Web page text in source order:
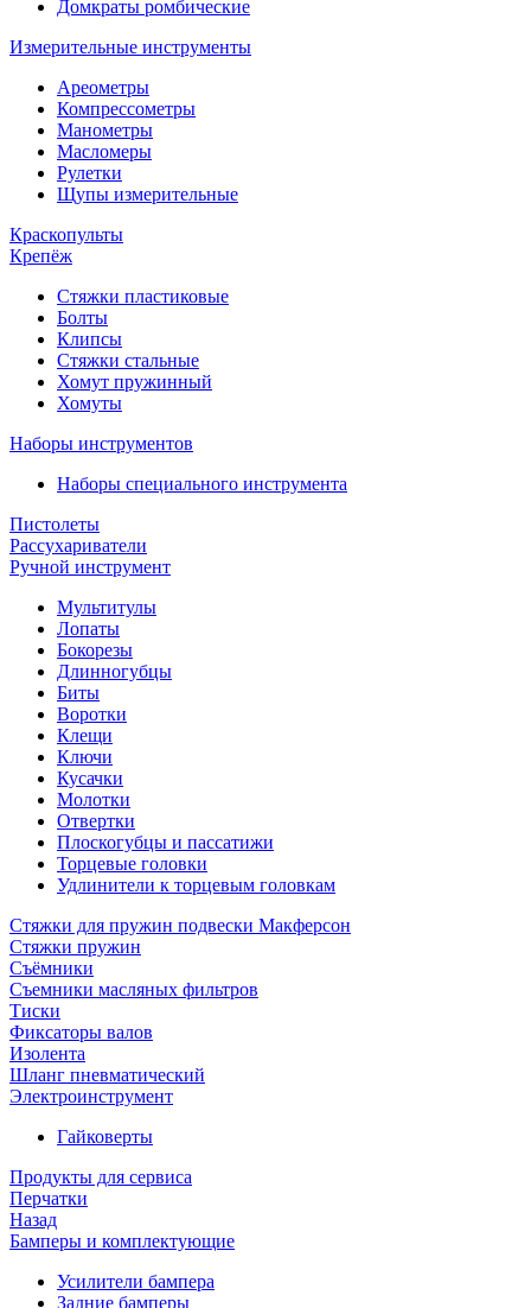
Домкраты ромбические
Измерительные инструменты
Ареометры
Компрессометры
Манометры
Масломеры
Рулетки
Щупы измерительные
Краскопульты
Крепёж
Стяжки пластиковые
Болты
Клипсы
Стяжки стальные
Хомут пружинный
Хомуты
Наборы инструментов
Наборы специального инструмента
Пистолеты
Рассухариватели
Ручной инструмент
Мультитулы
Лопаты
Бокорезы
Длинногубцы
Биты
Воротки
Клещи
Ключи
Кусачки
Молотки
Отвертки
Плоскогубцы и пассатижи
Торцевые головки
Удлинители к торцевым головкам
Стяжки для пружин подвески Макферсон
Стяжки пружин
Съёмники
Съемники масляных фильтров
Тиски
Фиксаторы валов
Изолента
Шланг пневматический
Электроинструмент
Гайковерты
Продукты для сервиса
Перчатки
Назад
Бамперы и комплектующие
Усилители бампера
Задние бамперы